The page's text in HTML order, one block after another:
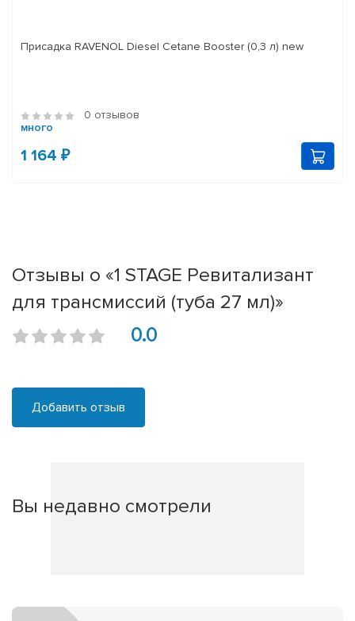
Присадка RAVENOL Diesel Cetane Booster (0,3 л) new
0 отзывов
много
1 164 ₽
Отзывы о «1 STAGE Ревитализант
для трансмиссий (туба 27 мл)»
0.0
Добавить отзыв
Вы недавно смотрели